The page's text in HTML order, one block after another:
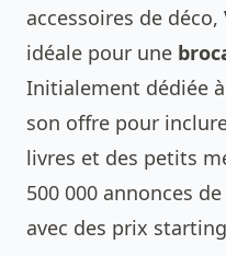
accessoires de déco,
idéale pour une
Initialement dédiée
son offre pour
livres et des petits
500 000 annonces
avec des prix